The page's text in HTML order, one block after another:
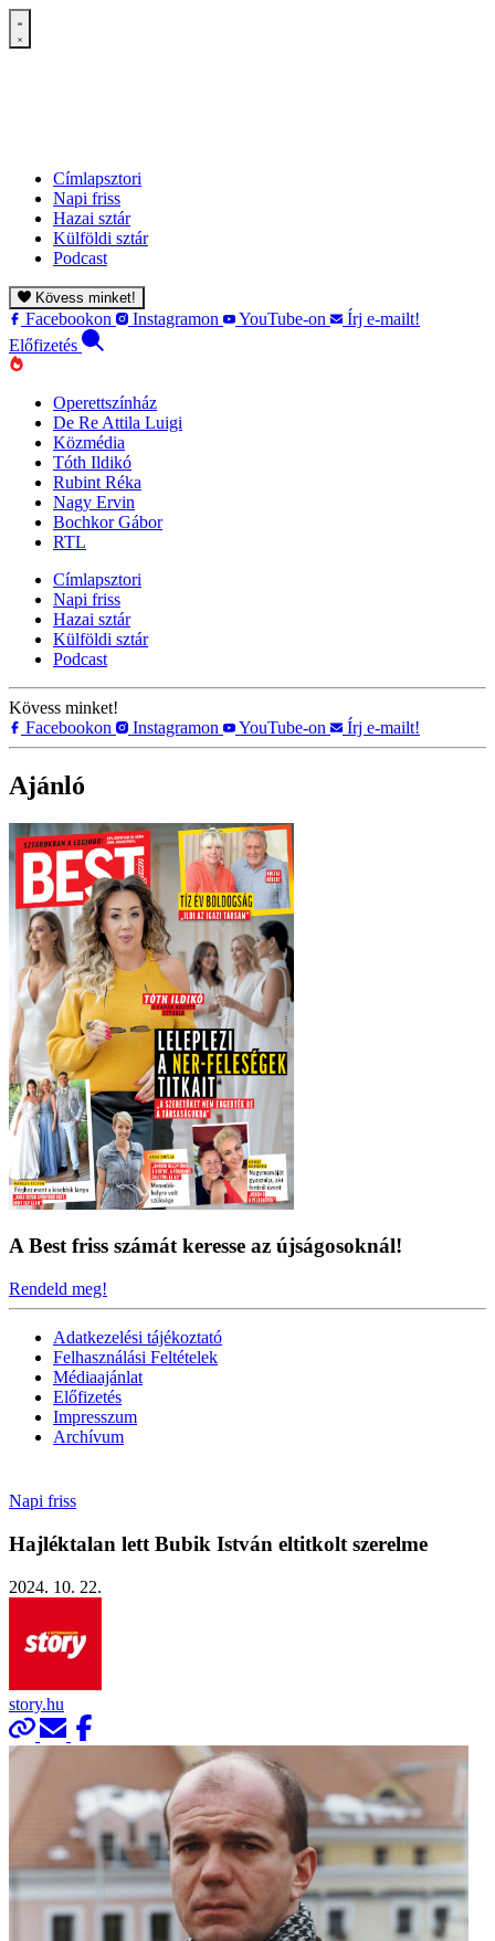
Címlapsztori
Napi friss
Hazai sztár
Külföldi sztár
Podcast
Kövess minket!
Facebookon Instagramon YouTube-on
Írj e-mailt!
Előfizetés
Operettszínház
De Re Attila Luigi
Közmédia
Tóth Ildikó
Rubint Réka
Nagy Ervin
Bochkor Gábor
RTL
Címlapsztori
Napi friss
Hazai sztár
Külföldi sztár
Podcast
Kövess minket!
Facebookon
Instagramon YouTube-on Írj e-mailt!
Ajánló
A Best friss számát keresse az újságosoknál!
Rendeld meg!
Adatkezelési tájékoztató
Felhasználási Feltételek
Médiaajánlat
Előfizetés
Impresszum
Archívum
Napi friss
Hajléktalan lett Bubik István eltitkolt szerelme
2024. 10. 22.
story.hu